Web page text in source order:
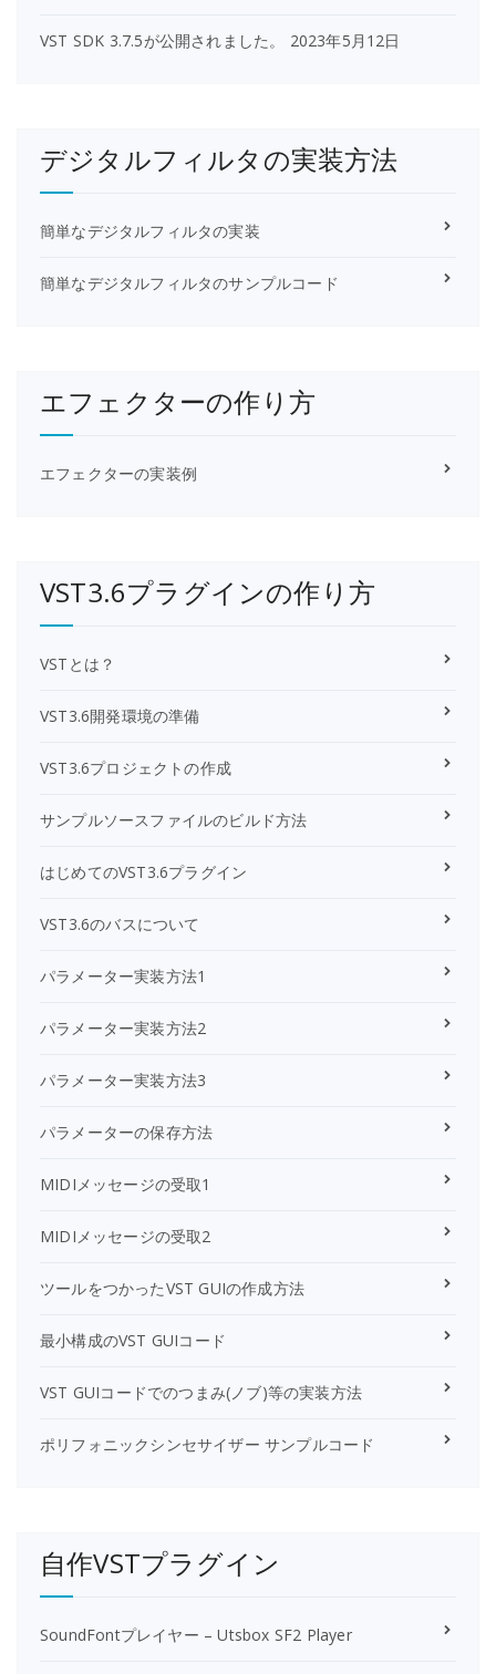
VST SDK 3.7.5が公開されました。 2023年5月12日
デジタルフィルタの実装方法
簡単なデジタルフィルタの実装
簡単なデジタルフィルタのサンプルコード
エフェクターの作り方
エフェクターの実装例
VST3.6プラグインの作り方
VSTとは？
VST3.6開発環境の準備
VST3.6プロジェクトの作成
サンプルソースファイルのビルド方法
はじめてのVST3.6プラグイン
VST3.6のバスについて
パラメーター実装方法1
パラメーター実装方法2
パラメーター実装方法3
パラメーターの保存方法
MIDIメッセージの受取1
MIDIメッセージの受取2
ツールをつかったVST GUIの作成方法
最小構成のVST GUIコード
VST GUIコードでのつまみ(ノブ)等の実装方法
ポリフォニックシンセサイザー サンプルコード
自作VSTプラグイン
SoundFontプレイヤー – Utsbox SF2 Player